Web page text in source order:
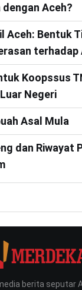
dengan Aceh?
Aceh: Bentuk
terhadap
Koopssus
Negeri
Asal Mula
dan Riwayat
berita seputar